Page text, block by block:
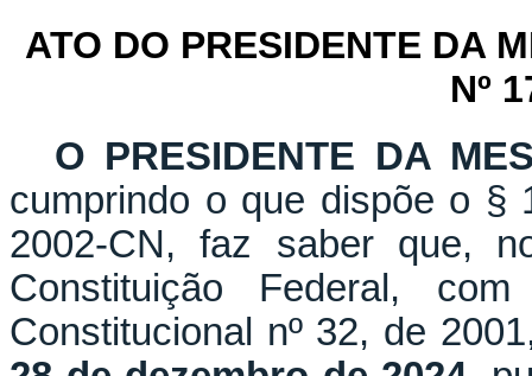
ATO DO PRESIDENTE DA
Nº
O PRESIDENTE DA
cumprindo o que dispõe o §
2002-CN, faz saber que,
Constituição Federal,
Constitucional nº 32, de